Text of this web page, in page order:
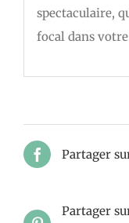
spectaculaire,
focal dans
Partager
Partager